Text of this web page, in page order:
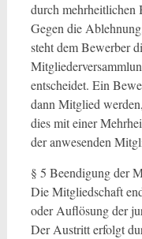
durch mehrheitlichen
Gegen die
steht dem Bewerber
entscheidet. Ein
dann Mitglied
dies mit einer
der anwesenden
§ 5 Beendigung der
Die Mitgliedschaft
oder Auflösung der
Der Austritt erfolgt